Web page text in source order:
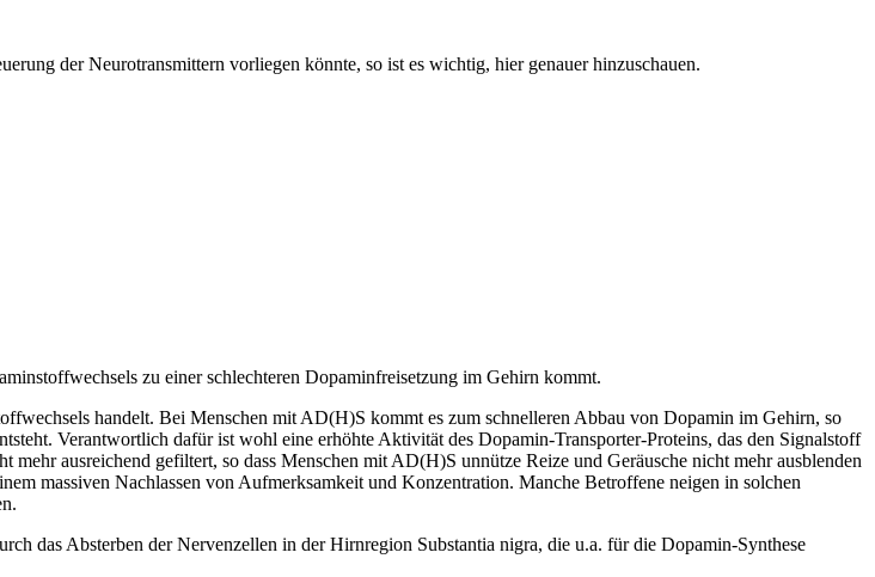
der Neurotransmittern vorliegen könnte, so ist es wichtig, hier genauer hinzuschauen.
zu einer schlechteren Dopaminfreisetzung im Gehirn kommt.
handelt. Bei Menschen mit AD(H)S kommt es zum schnelleren Abbau von Dopamin im Gehirn, so
Verantwortlich dafür ist wohl eine erhöhte Aktivität des Dopamin-Transporter-Proteins, das den Signalstoff
ausreichend gefiltert, so dass Menschen mit AD(H)S unnütze Reize und Geräusche nicht mehr ausblenden
massiven Nachlassen von Aufmerksamkeit und Konzentration. Manche Betroffene neigen in solchen
das Absterben der Nervenzellen in der Hirnregion Substantia nigra, die u.a. für die Dopamin-Synthese